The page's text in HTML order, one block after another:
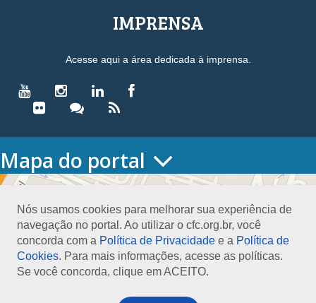
Nós usamos cookies para melhorar sua experiência de
navegação no portal. Ao utilizar o cfc.org.br, você
concorda com a Política de Privacidade e a Política de
Cookies. Para mais informações, acesse as políticas.
Se você concorda, clique em ACEITO.
IMPRENSA
Acesse aqui a área dedicada à imprensa.
Mapa do portal
HOME
Conselho Diretor
Nossa Sede
Planejamento
Organograma
Medalha João Lyra